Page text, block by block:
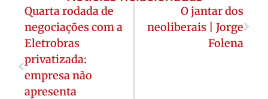
Quarta rodada de
negociações com a
Eletrobras
privatizada:
empresa não
apresenta
O jantar dos
neoliberais | Jorge
Folena